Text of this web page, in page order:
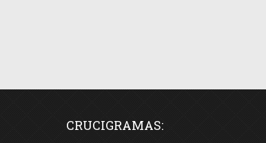
CRUCIGRAMAS: